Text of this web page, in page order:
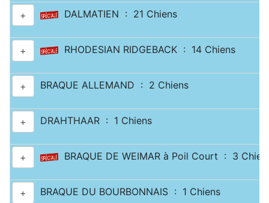
+ DALMATIEN : 21 Chiens
+ RHODESIAN RIDGEBACK : 14 Chiens
+ BRAQUE ALLEMAND : 2 Chiens
+ DRAHTHAAR : 1 Chiens
+ BRAQUE DE WEIMAR à Poil Court : 3
+ BRAQUE DU BOURBONNAIS : 1 Chiens